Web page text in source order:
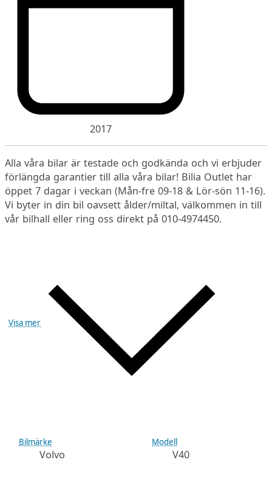
2017
Alla våra bilar är testade och godkända och vi erbjuder
förlängda garantier till alla våra bilar! Bilia Outlet har
öppet 7 dagar i veckan (Mån-fre 09-18 & Lör-sön 11-16).
Vi byter in din bil oavsett ålder/miltal, välkommen in till
vår bilhall eller ring oss direkt på 010-4974450.
Visa mer
Bilmärke
Volvo
Modell
V40